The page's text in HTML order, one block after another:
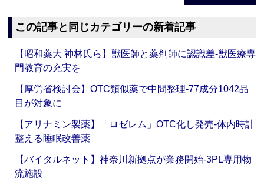
この記事と同じカテゴリーの新着記事
【昭和薬大 神林氏ら】獣医師と薬剤師に認識差‐獣医療専
門教育の充実を
【厚労省検討会】OTC類似薬で中間整理‐77成分1042品
目が対象に
【アリナミン製薬】「ロゼレム」OTC化し発売‐体内時計
整える睡眠改善薬
【バイタルネット】神奈川新拠点が業務開始‐3PL専用物
流施設